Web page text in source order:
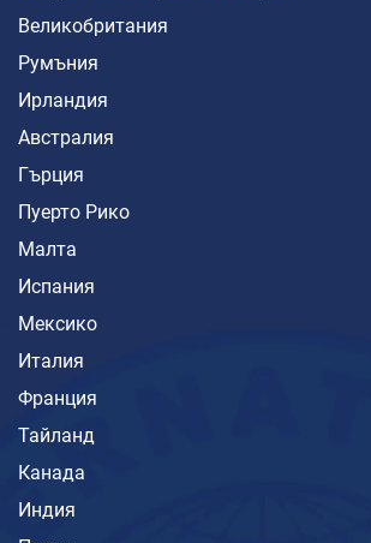
Великобритания
Румъния
Ирландия
Австралия
Гърция
Пуерто Рико
Малта
Испания
Мексико
Италия
Франция
Тайланд
Канада
Индия